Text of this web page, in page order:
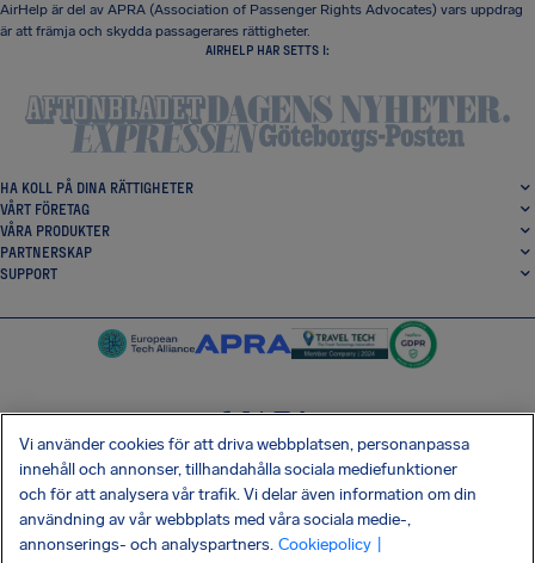
AirHelp är del av APRA (Association of Passenger Rights Advocates) vars uppdrag
är att främja och skydda passagerares rättigheter.
AIRHELP HAR SETTS I:
HA KOLL PÅ DINA RÄTTIGHETER
VÅRT FÖRETAG
VÅRA PRODUKTER
PARTNERSKAP
SUPPORT
SocialFacebook
SocialTwitter
SocialInstagram
SocialLinkedin
HÄMTA VÅR GRATIS-APP
Vi använder cookies för att driva webbplatsen, personanpassa
innehåll och annonser, tillhandahålla sociala mediefunktioner
och för att analysera vår trafik. Vi delar även information om din
användning av vår webbplats med våra sociala medie-,
annonserings- och analyspartners. Cookiepolicy